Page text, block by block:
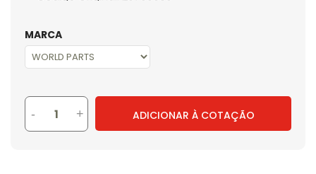
MARCA
- + ADICIONAR À COTAÇÃO